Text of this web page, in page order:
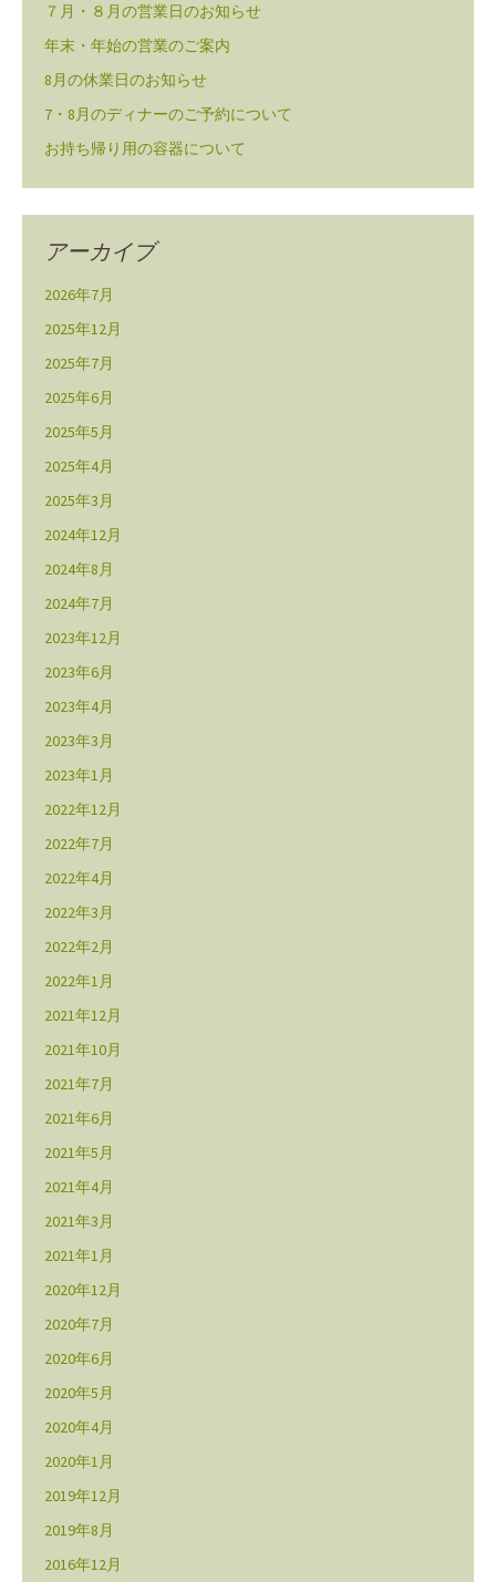
７月・８月の営業日のお知らせ
年末・年始の営業のご案内
8月の休業日のお知らせ
7・8月のディナーのご予約について
お持ち帰り用の容器について
アーカイブ
2026年7月
2025年12月
2025年7月
2025年6月
2025年5月
2025年4月
2025年3月
2024年12月
2024年8月
2024年7月
2023年12月
2023年6月
2023年4月
2023年3月
2023年1月
2022年12月
2022年7月
2022年4月
2022年3月
2022年2月
2022年1月
2021年12月
2021年10月
2021年7月
2021年6月
2021年5月
2021年4月
2021年3月
2021年1月
2020年12月
2020年7月
2020年6月
2020年5月
2020年4月
2020年1月
2019年12月
2019年8月
2016年12月